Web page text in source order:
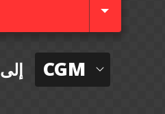
إلى CGM